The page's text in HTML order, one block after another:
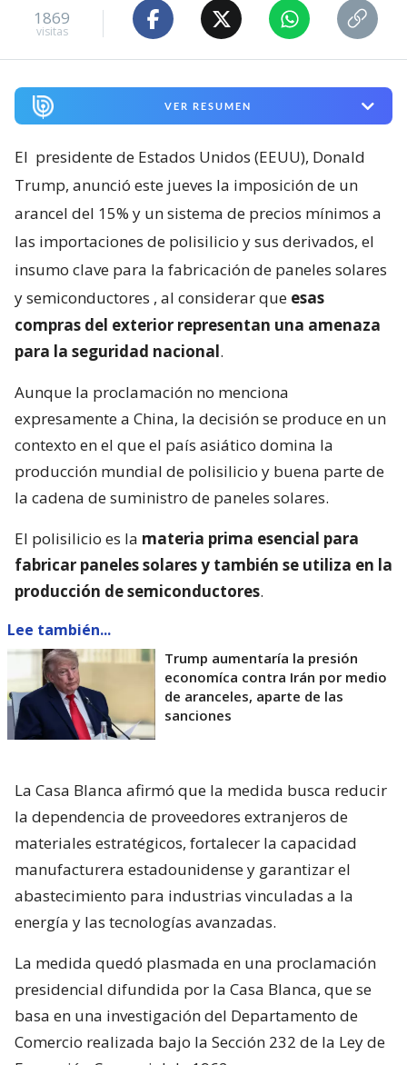
1869
visitas
VER RESUMEN
El presidente de Estados Unidos (EEUU), Donald
Trump, anunció este jueves la imposición de un
arancel del 15% y un sistema de precios mínimos a
las importaciones de polisilicio y sus derivados, el
insumo clave para la fabricación de paneles solares
y semiconductores , al considerar que esas
compras del exterior representan una amenaza
para la seguridad nacional.
Aunque la proclamación no menciona
expresamente a China, la decisión se produce en un
contexto en el que el país asiático domina la
producción mundial de polisilicio y buena parte de
la cadena de suministro de paneles solares.
El polisilicio es la materia prima esencial para
fabricar paneles solares y también se utiliza en la
producción de semiconductores.
Lee también...
Trump aumentaría la presión
economíca contra Irán por medio
de aranceles, aparte de las
sanciones
La Casa Blanca afirmó que la medida busca reducir
la dependencia de proveedores extranjeros de
materiales estratégicos, fortalecer la capacidad
manufacturera estadounidense y garantizar el
abastecimiento para industrias vinculadas a la
energía y las tecnologías avanzadas.
La medida quedó plasmada en una proclamación
presidencial difundida por la Casa Blanca, que se
basa en una investigación del Departamento de
Comercio realizada bajo la Sección 232 de la Ley de